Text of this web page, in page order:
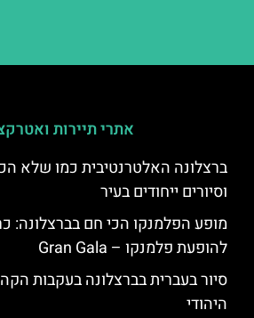
אתרי תיירות
ברצלונה האלטרנטיבית כמו שלא
וסיורים ייחודים בעיר
מופע הפלמנקו הכי חם בברצלונה:
להופעת פלמנקו – Gran Gala
סיור בעברית בברצלונה בעקבות
היהודי